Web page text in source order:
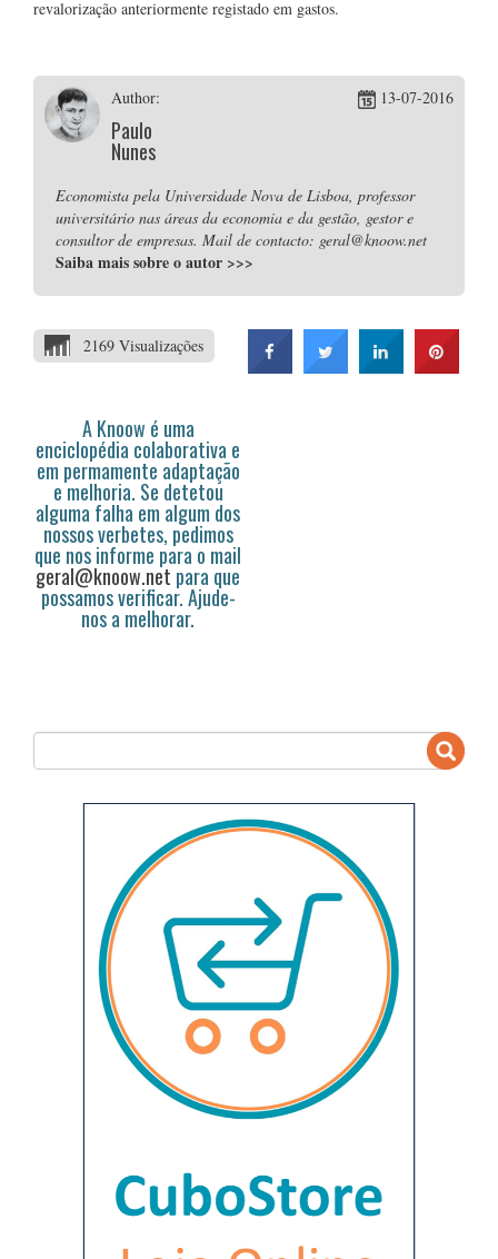
revalorização anteriormente registado em gastos.
Author:
Paulo
Nunes
13-07-2016
Economista pela Universidade Nova de Lisboa, professor
universitário nas áreas da economia e da gestão, gestor e
consultor de empresas. Mail de contacto: geral@knoow.net
Saiba mais sobre o autor >>>
2169 Visualizações
A Knoow é uma
enciclopédia colaborativa e
em permamente adaptação
e melhoria. Se detetou
alguma falha em algum dos
nossos verbetes, pedimos
que nos informe para o mail
geral@knoow.net para que
possamos verificar. Ajude-
nos a melhorar.